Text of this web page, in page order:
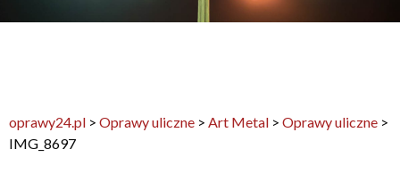
oprawy24.pl > Oprawy uliczne > Art Metal > Oprawy uliczne >
IMG_8697